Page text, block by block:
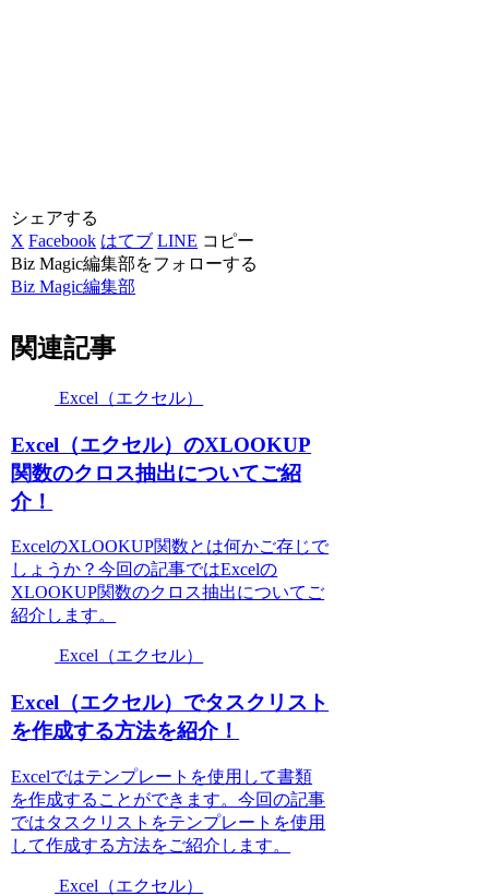
シェアする
X Facebook はてブ LINE コピー
Biz Magic編集部をフォローする
Biz Magic編集部
関連記事
Excel（エクセル）
Excel（エクセル）のXLOOKUP
関数のクロス抽出についてご紹
介！
ExcelのXLOOKUP関数とは何かご存じで
しょうか？今回の記事ではExcelの
XLOOKUP関数のクロス抽出についてご
紹介します。
Excel（エクセル）
Excel（エクセル）でタスクリスト
を作成する方法を紹介！
Excelではテンプレートを使用して書類
を作成することができます。今回の記事
ではタスクリストをテンプレートを使用
して作成する方法をご紹介します。
Excel（エクセル）